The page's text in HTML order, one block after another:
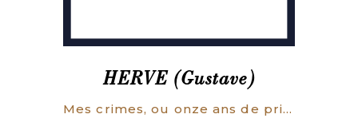
HERVE (Gustave)
Mes crimes, ou onze ans de prison pour délits de presse. Modeste contribution à l’histoire de la liberté de la presse sous la 3e République.